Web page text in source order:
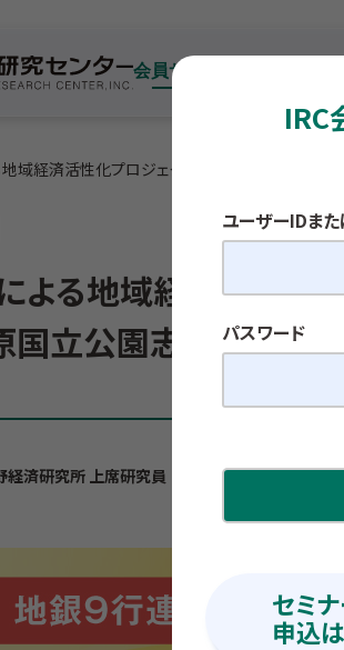
IRC
ユーザーIDま
パスワード
セミ
申込
域経済活性化プロジェクトの取り組み ～上信
よる地域経済活性化
立公園志賀高原（
経済研究所 上席研究員 玉木 壮太